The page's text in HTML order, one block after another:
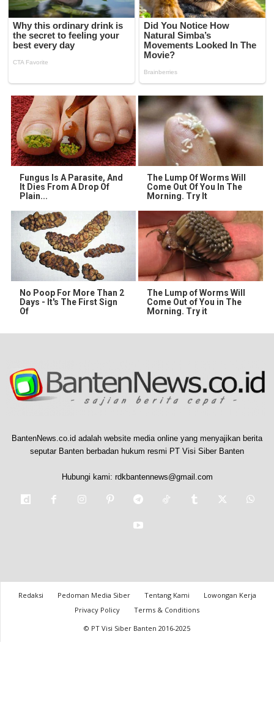
Fungus Is A Parasite, And
It Dies From A Drop Of
Plain...
The Lump Of Worms Will
Come Out Of You In The
Morning. Try It
No Poop For More Than 2
Days - It's The First Sign
Of
The Lump of Worms Will
Come Out of You in The
Morning. Try it
BantenNews.co.id adalah website media online yang menyajikan berita
seputar Banten berbadan hukum resmi PT Visi Siber Banten
Hubungi kami: rdkbantennews@gmail.com
Redaksi Pedoman Media Siber Tentang Kami
Lowongan Kerja
Privacy Policy
Terms & Conditions
© PT Visi Siber Banten 2016-2025